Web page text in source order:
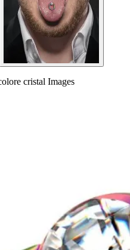
cristal Images